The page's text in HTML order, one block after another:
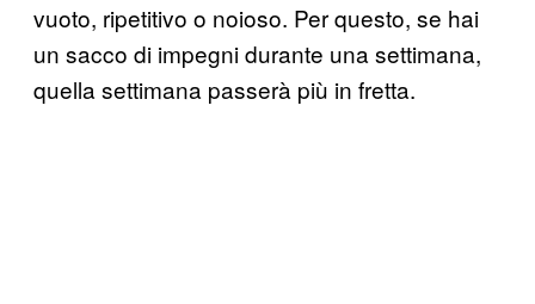
vuoto, ripetitivo o noioso. Per questo, se hai
un sacco di impegni durante una settimana,
quella settimana passerà più in fretta.